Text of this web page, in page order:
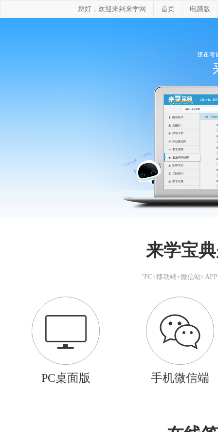
您好，欢迎来到来学网 首页 电脑版
来学宝
"PC+移动端+微信站
PC桌面版 手机微信端